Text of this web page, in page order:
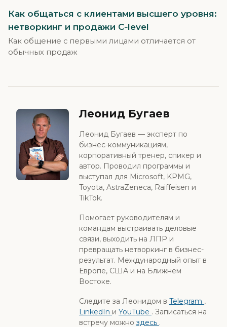
Как общаться с клиентами высшего уровня:
нетворкинг и продажи C‑level
Как общение с первыми лицами отличается от
обычных продаж
Леонид Бугаев
Леонид Бугаев — эксперт по
бизнес-коммуникациям,
корпоративный тренер, спикер и
автор. Проводил программы и
выступал для Microsoft, KPMG,
Toyota, AstraZeneca, Raiffeisen и
TikTok.
Помогает руководителям и
командам выстраивать деловые
связи, выходить на ЛПР и
превращать нетворкинг в бизнес-
результат. Международный опыт в
Европе, США и на Ближнем
Востоке.
Следите за Леонидом в Telegram ,
LinkedIn и YouTube . Записаться на
встречу можно здесь .